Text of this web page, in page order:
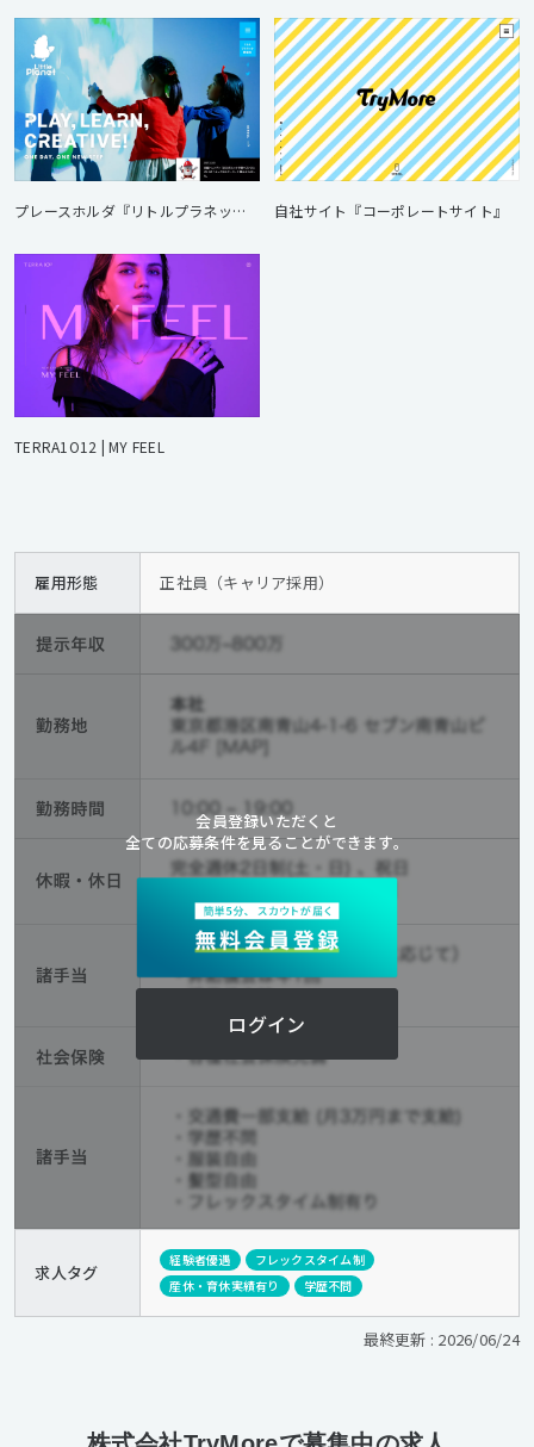
プレースホルダ『リトルプラネット』 自社サイト『コーポレートサイト』
TERRA1O12 | MY FEEL
雇用形態 正社員（キャリア採用）
会員登録いただくと
全ての応募条件を見ることができます。
ログイン
求人タグ
経験者優遇
フレックスタイム制
産休・育休実績有り
学歴不問
最終更新 : 2026/06/24